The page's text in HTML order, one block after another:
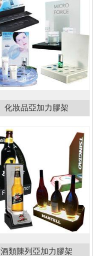
化妝品亞加力膠架
酒類陳列亞加力膠架